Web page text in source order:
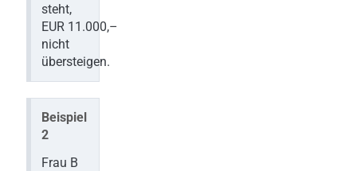
steht,
EUR 11.000,–
nicht
übersteigen.
Beispiel
2
Frau B